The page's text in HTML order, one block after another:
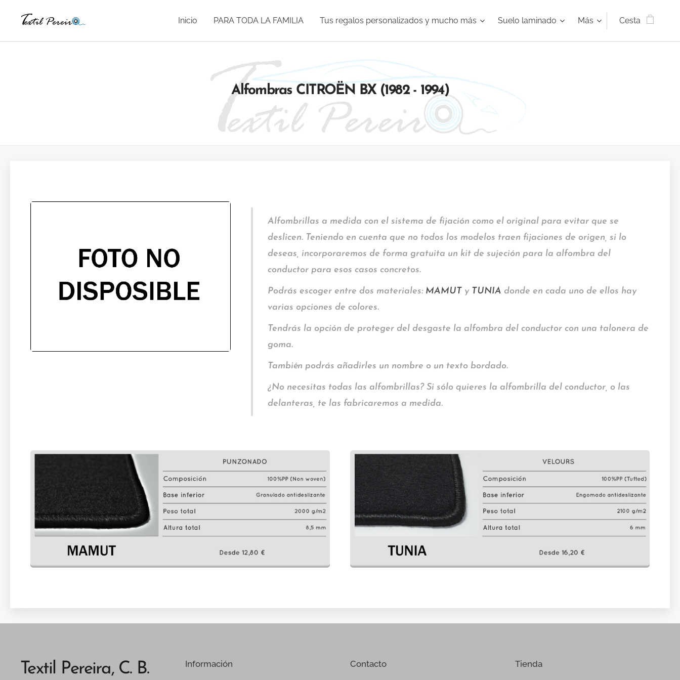
Inicio PARA TODA LA FAMILIA Tus regalos personalizados y mucho más Suelo laminado Más Cesta
Alfombras CITROËN BX (1982 - 1994)
Alfombrillas a medida con el sistema de fijación como el original para evitar que se
deslicen. Teniendo en cuenta que no todos los modelos traen fijaciones de origen, si lo
deseas, incorporaremos de forma gratuita un kit de sujeción para la alfombra del
conductor para esos casos concretos.
Podrás escoger entre dos materiales: MAMUTy TUNIA donde en cada uno de ellos hay
varias opciones de colores.
Tendrás la opción de proteger del desgaste la alfombra del conductor con una talonera de
goma.
También podrás añadirles un nombre o un texto bordado.
¿No necesitas todas las alfombrillas? Si sólo quieres la alfombrilla del conductor, o las
delanteras, te las fabricaremos a medida.
Textil Pereira, C. B. Información Contacto Tienda